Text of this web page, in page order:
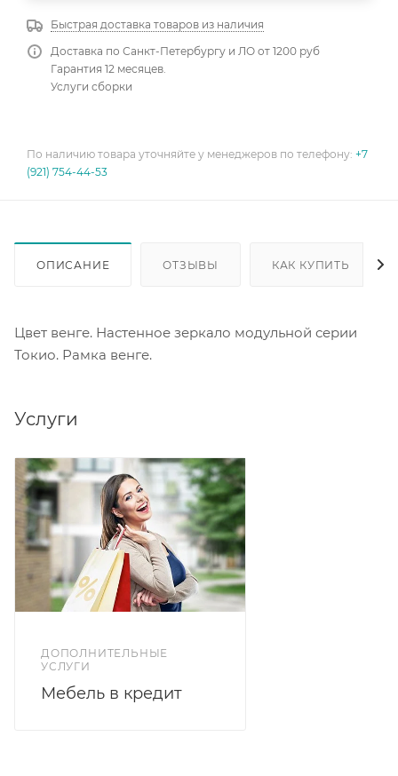
Быстрая доставка товаров из наличия
Доставка по Санкт-Петербургу и ЛО от 1200 руб
Гарантия 12 месяцев.
Услуги сборки
По наличию товара уточняйте у менеджеров по телефону: +7
(921) 754-44-53
ОПИСАНИЕ ОТЗЫВЫ КАК КУПИТЬ
Цвет венге. Настенное зеркало модульной серии
Токио. Рамка венге.
Услуги
ДОПОЛНИТЕЛЬНЫЕ
УСЛУГИ
Мебель в кредит